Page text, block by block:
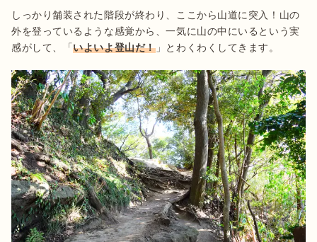
しっかり舗装された階段が終わり、ここから山道に突入！山の
外を登っているような感覚から、一気に山の中にいるという実
感がして、「いよいよ登山だ！」とわくわくしてきます。